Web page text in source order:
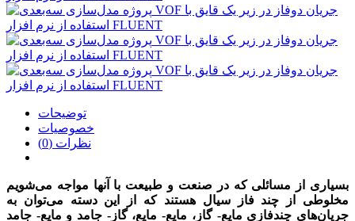
توضیحات
خصوصیات
نظرات (0)
بسیاری از مسائلی که در صنعت و طبیعت با آنها مواجه می‌شویم
مخلوطی از چند فاز سیال هستند که از این دسته می‌توان به
جریان‌های چندفازی مایع- گاز، مایع- مایع، گاز- جامد و مایع- جامد